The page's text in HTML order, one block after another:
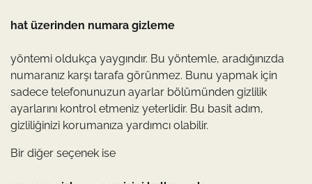
hat üzerinden numara gizleme
yöntemi oldukça yaygındır. Bu yöntemle, aradığınızda
numaranız karşı tarafa görünmez. Bunu yapmak için
sadece telefonunuzun ayarlar bölümünden gizlilik
ayarlarını kontrol etmeniz yeterlidir. Bu basit adım,
gizliliğinizi korumanıza yardımcı olabilir.
Bir diğer seçenek ise